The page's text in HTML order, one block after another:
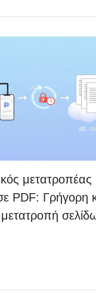
μετατροπέας
PDF: Γρήγορη